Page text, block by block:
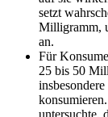
setzt
Milligramm,
an.
Für
25 bis 50
untersuchte,